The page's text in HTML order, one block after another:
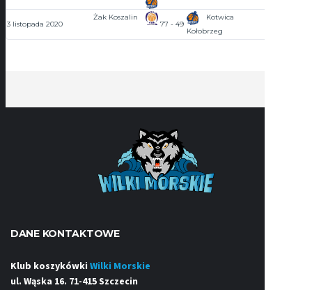
3 listopada 2020
Żak Koszalin
77 - 49
Kotwica
Kołobrzeg
DANE KONTAKTOWE
Klub koszykówki Wilki Morskie
ul. Wąska 16. 71-415 Szczecin